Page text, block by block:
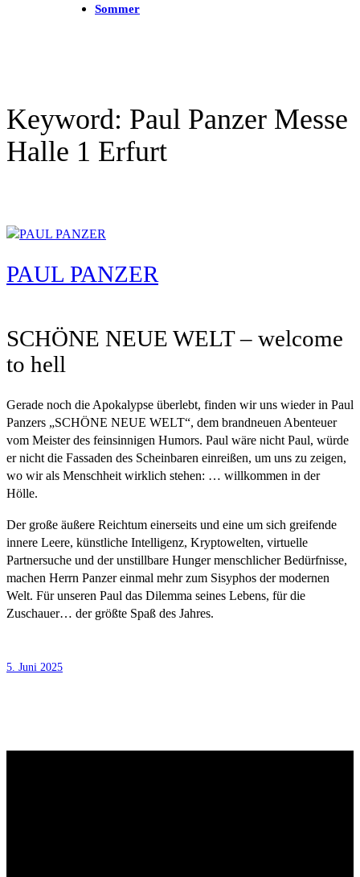
Sommer
Keyword: Paul Panzer Messe
Halle 1 Erfurt
PAUL PANZER
SCHÖNE NEUE WELT – welcome
to hell
Gerade noch die Apokalypse überlebt, finden wir uns wieder in Paul
Panzers „SCHÖNE NEUE WELT“, dem brandneuen Abenteuer
vom Meister des feinsinnigen Humors. Paul wäre nicht Paul, würde
er nicht die Fassaden des Scheinbaren einreißen, um uns zu zeigen,
wo wir als Menschheit wirklich stehen: … willkommen in der
Hölle.
Der große äußere Reichtum einerseits und eine um sich greifende
innere Leere, künstliche Intelligenz, Kryptowelten, virtuelle
Partnersuche und der unstillbare Hunger menschlicher Bedürfnisse,
machen Herrn Panzer einmal mehr zum Sisyphos der modernen
Welt. Für unseren Paul das Dilemma seines Lebens, für die
Zuschauer… der größte Spaß des Jahres.
5. Juni 2025